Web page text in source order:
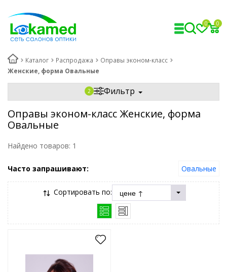
0 0
Каталог Распродажа
Оправы эконом-класс
Женские, форма Овальные
Фильтр
Оправы эконом-класс Женские, форма
Овальные
Найдено товаров: 1
Часто запрашивают: Овальные
Сортировать по: